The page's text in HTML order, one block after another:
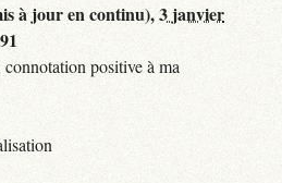
à jour en continu),3 janvier
positive à ma